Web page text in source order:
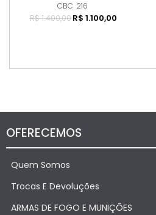
CBC 216
R$ 1.400,00 R$ 1.100,00
OFERECEMOS
Quem Somos
Trocas E Devoluções
ARMAS DE FOGO E MUNIÇÕES